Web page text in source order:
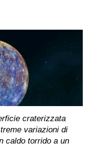
craterizzata
variazioni di
caldo torrido a un